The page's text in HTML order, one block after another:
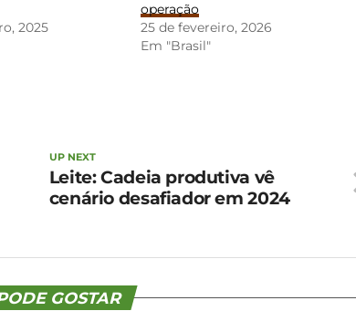
2025
operação
25 de fevereiro, 2026
Em "Brasil"
UP NEXT
Leite: Cadeia produtiva vê
cenário desafiador em 2024
GOSTAR